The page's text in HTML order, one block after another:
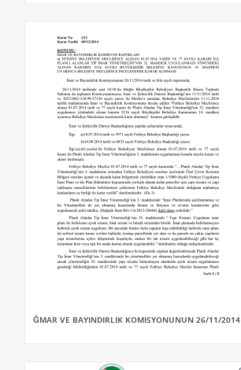
ĠMAR VE BAYINDIRLIK KOMISYONUNUN 26/11/2014